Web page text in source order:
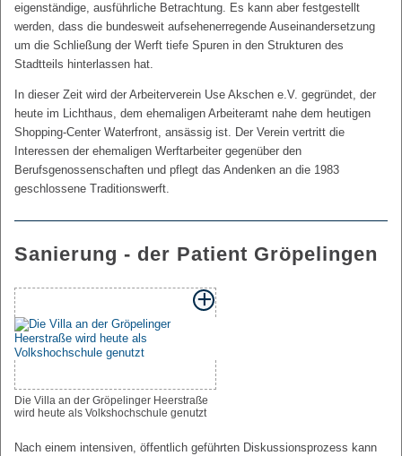
eigenständige, ausführliche Betrachtung. Es kann aber festgestellt
werden, dass die bundesweit aufsehenerregende Auseinandersetzung
um die Schließung der Werft tiefe Spuren in den Strukturen des
Stadtteils hinterlassen hat.
In dieser Zeit wird der Arbeiterverein Use Akschen e.V. gegründet, der
heute im Lichthaus, dem ehemaligen Arbeiteramt nahe dem heutigen
Shopping-Center Waterfront, ansässig ist. Der Verein vertritt die
Interessen der ehemaligen Werftarbeiter gegenüber den
Berufsgenossenschaften und pflegt das Andenken an die 1983
geschlossene Traditionswerft.
Sanierung - der Patient Gröpelingen
Die Villa an der Gröpelinger Heerstraße
wird heute als Volkshochschule genutzt
Nach einem intensiven, öffentlich geführten Diskussionsprozess kann